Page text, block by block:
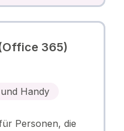
365)
Handy
Personen, die